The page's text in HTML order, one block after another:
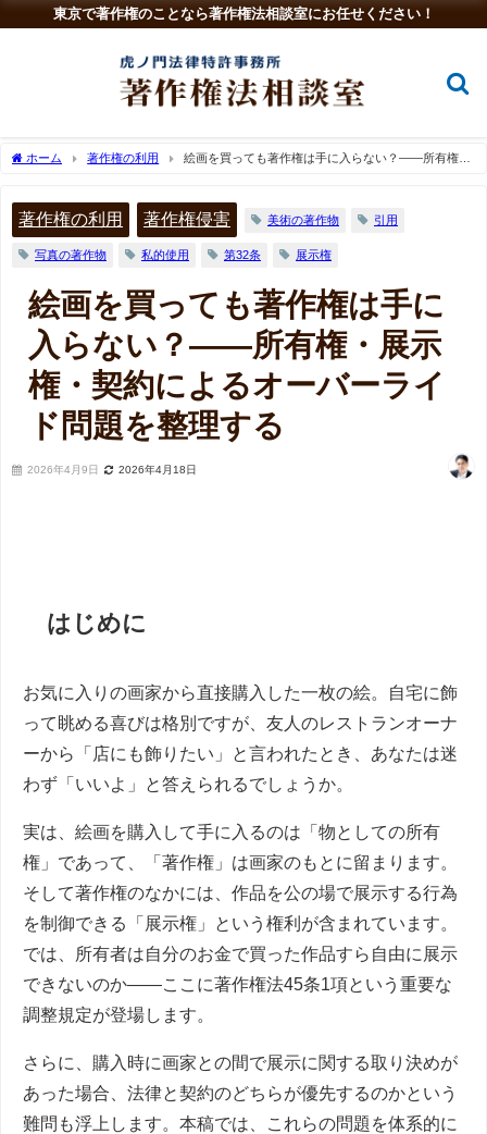
東京で著作権のことなら著作権法相談室にお任せください！
ホーム 著作権の利用
絵画を買っても著作権は手に入らない？――所有権・
著作権の利用 著作権侵害 美術の著作物 引用
写真の著作物 私的使用 第32条 展示権
絵画を買っても著作権は手に
入らない？――所有権・展示
権・契約によるオーバーライ
ド問題を整理する
2026年4月9日 2026年4月18日
はじめに
お気に入りの画家から直接購入した一枚の絵。自宅に飾
って眺める喜びは格別ですが、友人のレストランオーナ
ーから「店にも飾りたい」と言われたとき、あなたは迷
わず「いいよ」と答えられるでしょうか。
実は、絵画を購入して手に入るのは「物としての所有
権」であって、「著作権」は画家のもとに留まります。
そして著作権のなかには、作品を公の場で展示する行為
を制御できる「展示権」という権利が含まれています。
では、所有者は自分のお金で買った作品すら自由に展示
できないのか――ここに著作権法45条1項という重要な
調整規定が登場します。
さらに、購入時に画家との間で展示に関する取り決めが
あった場合、法律と契約のどちらが優先するのかという
難問も浮上します。本稿では、これらの問題を体系的に